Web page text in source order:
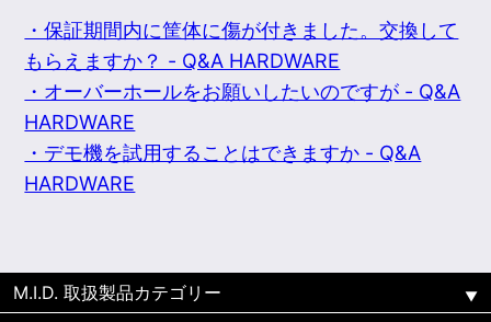
・保証期間内に筐体に傷が付きました。交換して
もらえますか？ - Q&A HARDWARE
・オーバーホールをお願いしたいのですが - Q&A
HARDWARE
・デモ機を試用することはできますか - Q&A
HARDWARE
M.I.D. 取扱製品カテゴリー